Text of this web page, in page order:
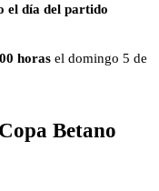
el día del partido
horas el domingo 5 de
Betano